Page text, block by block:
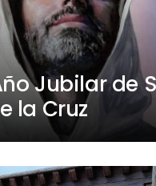
Jubilar de
la Cruz